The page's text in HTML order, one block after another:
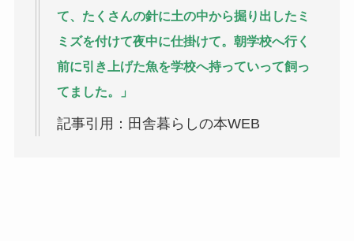
て、たくさんの針に土の中から掘り出したミ
ミズを付けて夜中に仕掛けて。朝学校へ行く
前に引き上げた魚を学校へ持っていって飼っ
てました。」
記事引用：田舎暮らしの本WEB